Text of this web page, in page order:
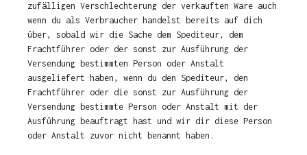
zufälligen Verschlechterung der verkauften Ware auch
wenn du als Verbraucher handelst bereits auf dich
über, sobald wir die Sache dem Spediteur, dem
Frachtführer oder der sonst zur Ausführung der
Versendung bestimmten Person oder Anstalt
ausgeliefert haben, wenn du den Spediteur, den
Frachtführer oder die sonst zur Ausführung der
Versendung bestimmte Person oder Anstalt mit der
Ausführung beauftragt hast und wir dir diese Person
oder Anstalt zuvor nicht benannt haben.